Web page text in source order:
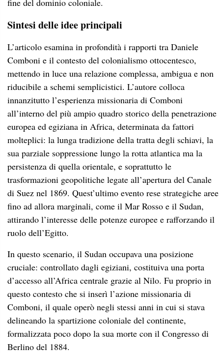
fine del dominio coloniale.
Sintesi delle idee principali
L’articolo esamina in profondità i rapporti tra Daniele
Comboni e il contesto del colonialismo ottocentesco,
mettendo in luce una relazione complessa, ambigua e non
riducibile a schemi semplicistici. L’autore colloca
innanzitutto l’esperienza missionaria di Comboni
all’interno del più ampio quadro storico della penetrazione
europea ed egiziana in Africa, determinata da fattori
molteplici: la lunga tradizione della tratta degli schiavi, la
sua parziale soppressione lungo la rotta atlantica ma la
persistenza di quella orientale, e soprattutto le
trasformazioni geopolitiche legate all’apertura del Canale
di Suez nel 1869. Quest’ultimo evento rese strategiche aree
fino ad allora marginali, come il Mar Rosso e il Sudan,
attirando l’interesse delle potenze europee e rafforzando il
ruolo dell’Egitto.
In questo scenario, il Sudan occupava una posizione
cruciale: controllato dagli egiziani, costituiva una porta
d’accesso all’Africa centrale grazie al Nilo. Fu proprio in
questo contesto che si inserì l’azione missionaria di
Comboni, il quale operò negli stessi anni in cui si stava
delineando la spartizione coloniale del continente,
formalizzata poco dopo la sua morte con il Congresso di
Berlino del 1884.